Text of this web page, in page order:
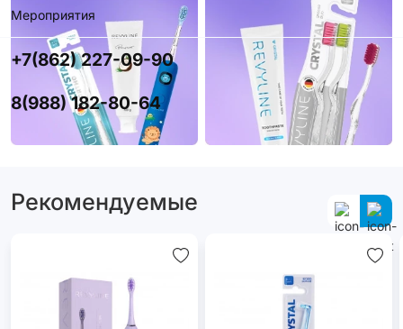
Мероприятия
+7(862) 227-09-90
8(988) 182-80-64
Рекомендуемые